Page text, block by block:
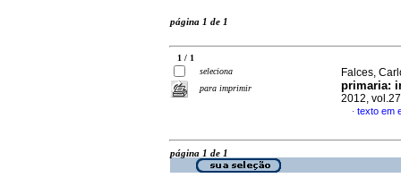
página 1 de 1
1 / 1
seleciona
para imprimir
Falces,
primaria:
2012,
· texto em
página 1 de 1